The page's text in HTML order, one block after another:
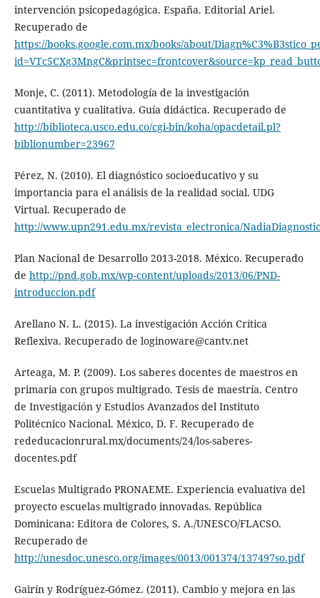
intervención psicopedagógica. España. Editorial Ariel.
Recuperado de
https://books.google.com.mx/books/about/
Monje, C. (2011). Metodología de la investigación
cuantitativa y cualitativa. Guía didáctica. Recuperado de
http://biblioteca.usco.edu.co/cgi-bin/koha/opacdetail.pl?
biblionumber=23967
Pérez, N. (2010). El diagnóstico socioeducativo y su
importancia para el análisis de la realidad social. UDG
Virtual. Recuperado de
http://www.upn291.edu.mx/revista_electronica/
Plan Nacional de Desarrollo 2013-2018. México. Recuperado
de http://pnd.gob.mx/wp-content/uploads/2013/06/PND-
introduccion.pdf
Arellano N. L. (2015). La investigación Acción Crítica
Reflexiva. Recuperado de loginoware@cantv.net
Arteaga, M. P. (2009). Los saberes docentes de maestros en
primaria con grupos multigrado. Tesis de maestría. Centro
de Investigación y Estudios Avanzados del Instituto
Politécnico Nacional. México, D. F. Recuperado de
rededucacionrural.mx/documents/24/los-saberes-
docentes.pdf
Escuelas Multigrado PRONAEME. Experiencia evaluativa del
proyecto escuelas multigrado innovadas. República
Dominicana: Editora de Colores, S. A./UNESCO/FLACSO.
Recuperado de
http://unesdoc.unesco.org/images/0013/001374/137497so.pdf
Gairín y Rodríguez-Gómez. (2011). Cambio y mejora en las